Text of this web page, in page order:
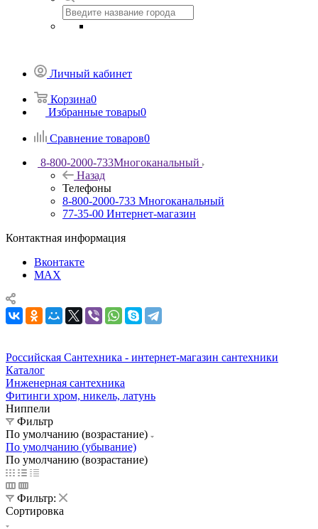
Личный кабинет
Корзина0
Избранные товары0
Сравнение товаров0
8-800-2000-733Многоканальный
Назад
Телефоны
8-800-2000-733 Многоканальный
77-35-00 Интернет-магазин
Контактная информация
Вконтакте
MAX
Российская Сантехника - интернет-магазин сантехники
Каталог
Инженерная сантехника
Фитинги хром, никель, латунь
Ниппели
Фильтр
По умолчанию (возрастание)
По умолчанию (убывание)
По умолчанию (возрастание)
Фильтр:
Сортировка